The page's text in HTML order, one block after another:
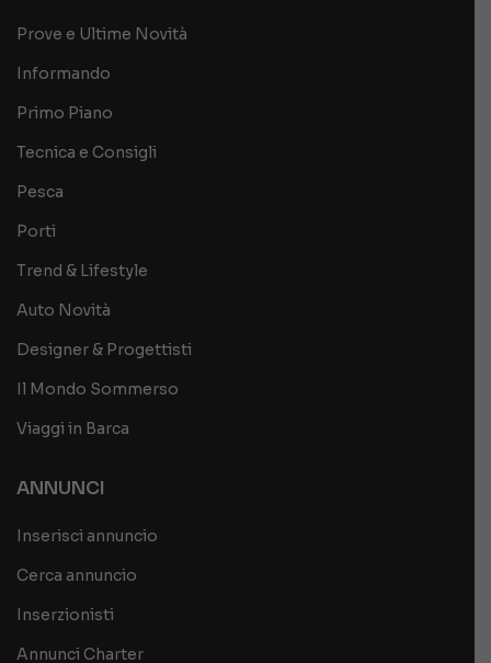
Prove e Ultime Novità
Informando
Primo Piano
Tecnica e Consigli
Pesca
Porti
Trend & Lifestyle
Auto Novità
Designer & Progettisti
Il Mondo Sommerso
Viaggi in Barca
ANNUNCI
Inserisci annuncio
Cerca annuncio
Inserzionisti
Annunci Charter